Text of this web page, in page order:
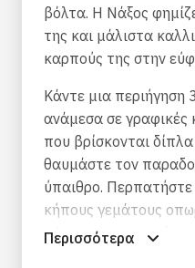
βόλτα. Η Νάξος
της και μάλιστα
καρπούς της στην
Κάντε μια περιήγηση
ανάμεσα σε γραφικές
που βρίσκονται
θαυμάστε τον
ύπαιθρο.
κήπους γεμάτους
μόνοι σας τι
Περισσότερα